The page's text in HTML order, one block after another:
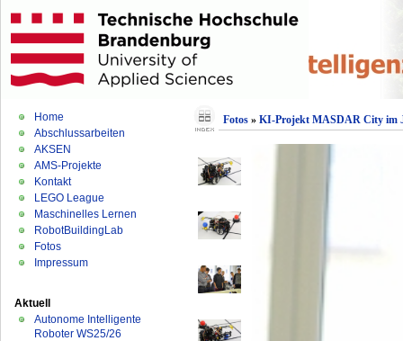
Home
Abschlussarbeiten
AKSEN
AMS-Projekte
Kontakt
LEGO League
Maschinelles Lernen
RobotBuildingLab
Fotos
Impressum
Aktuell
Autonome Intelligente
Roboter WS25/26
Fotos» KI-Projekt MASDAR City im